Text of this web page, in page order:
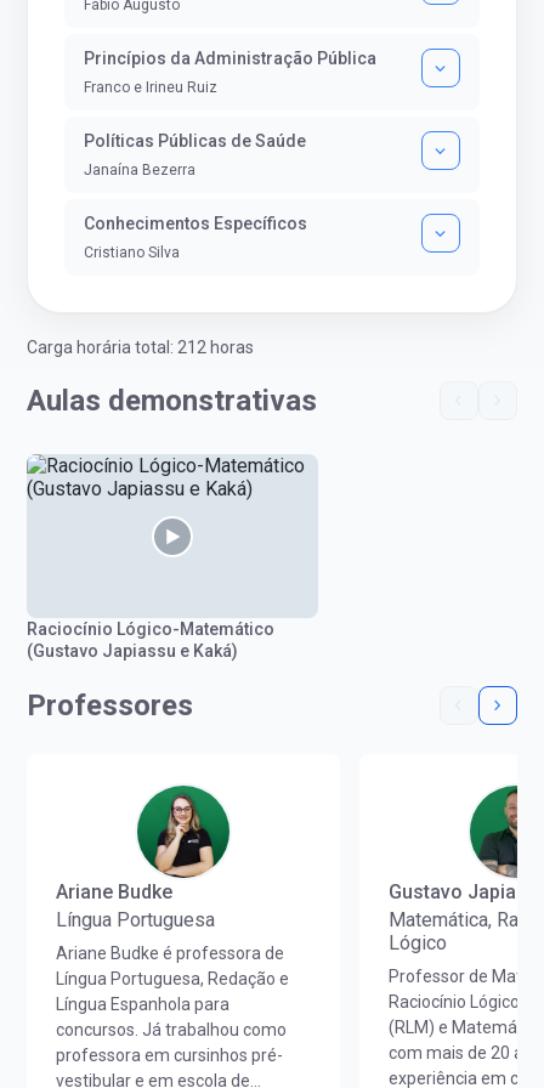
Fábio Augusto
Princípios da Administração Pública
Franco e Irineu Ruiz
Políticas Públicas de Saúde
Janaína Bezerra
Conhecimentos Específicos
Cristiano Silva
Carga horária total: 212 horas
Aulas demonstrativas
Raciocínio Lógico-Matemático
(Gustavo Japiassu e Kaká)
Professores
Ariane Budke
Língua Portuguesa
Ariane Budke é professora de
Língua Portuguesa, Redação e
Língua Espanhola para
concursos. Já trabalhou como
professora em cursinhos pré-
vestibular e em escola de
Gustavo
Matemática,
Lógico
Professor de
Raciocínio Lógico
(RLM) e
com mais de 20
experiência em